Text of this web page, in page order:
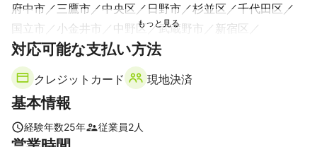
府中市
三鷹市 中央区 日野市 杉並区
千代田区
国立市
小金井市 中野区 武蔵野市
新宿区
国分寺市
八王子市 文京区
台東区
立川市
墨田区
東久留米市 荒川区 東村山市
板橋区
北区
足立区
瑞穂町 羽村市
対応可能な支払い方法
クレジットカード 現地決済
基本情報
経験年数25年 従業員2人